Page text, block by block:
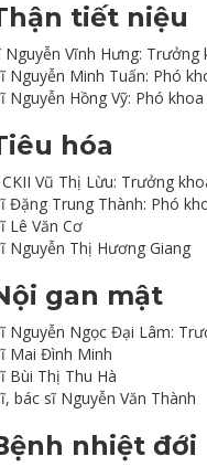
tiết niệu
Nguyễn Vĩnh Hưng: Trưởng
Nguyễn Minh Tuấn: Phó
Nguyễn Hồng Vỹ: Phó khoa
hóa
Vũ Thị Lừu: Trưởng
Đặng Trung Thành: Phó
Lê Văn Cơ
Nguyễn Thị Hương Giang
gan mật
Nguyễn Ngọc Đại Lâm:
Mai Đình Minh
Bùi Thị Thu Hà
bác sĩ Nguyễn Văn Thành
nhiệt đới